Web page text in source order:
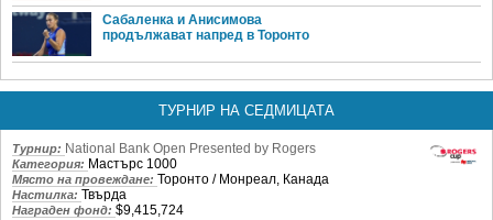
Сабаленка и Анисимова
продължават напред в Торонто
ТУРНИР НА СЕДМИЦАТА
Турнир: National Bank Open Presented by Rogers
Категория: Мастърс 1000
Място на провеждане: Торонто / Монреал, Канада
Настилка: Твърда
Награден фонд: $9,415,724